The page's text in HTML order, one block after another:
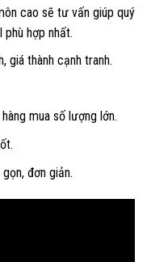
cao sẽ tư vấn giúp quý
hợp nhất.
giá thành cạnh tranh.
mua số lượng lớn.
đơn giản.